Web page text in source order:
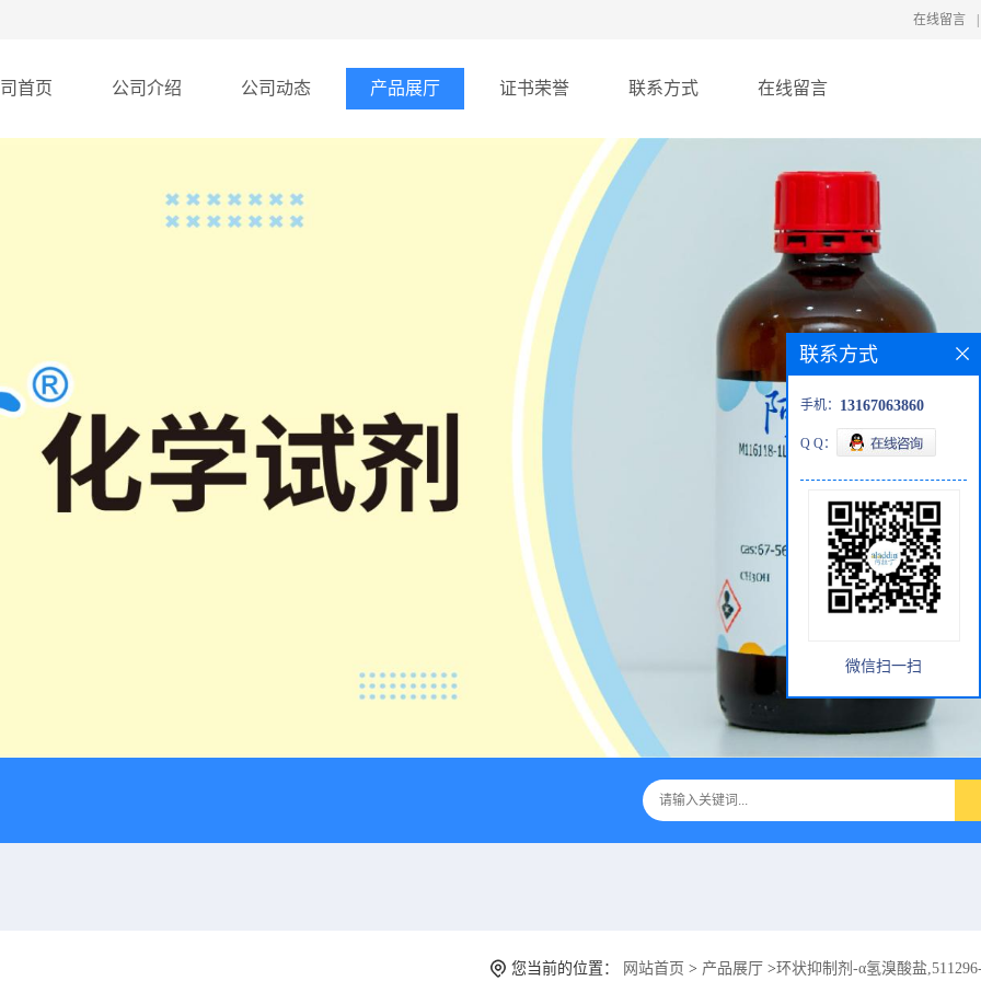
在线留言
首页 公司介绍 公司动态 产品展厅 证书荣誉 联系方式 在线留言
您当前的位置： 网站首页 > 产品展厅 >环状抑制剂-α氢溴酸盐
联系方式
手机： 13167063860
Q Q：
微信扫一扫